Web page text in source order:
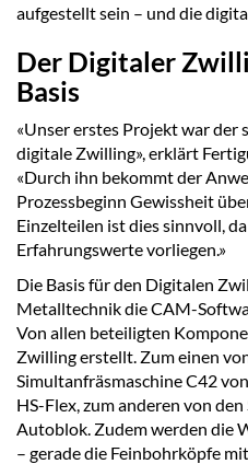
aufgestellt sein – und die
Der Digitaler
Basis
«Unser erstes Projekt war der
digitale Zwilling», erklärt
«Durch ihn bekommt der
Prozessbeginn Gewissheit
Einzelteilen ist dies sinnvoll,
Erfahrungswerte vorliegen.»
Die Basis für den Digitalen
Metalltechnik die CAM-
Von allen beteiligten
Zwilling erstellt. Zum einen
Simultanfräsmaschine C42
HS-Flex, zum anderen von
Autoblok. Zudem werden die
– gerade die Feinbohrköpfe